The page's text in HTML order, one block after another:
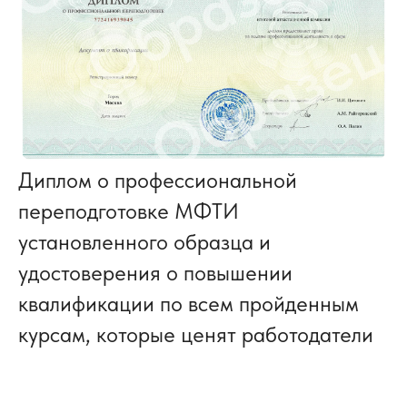
Диплом о профессиональной
переподготовке МФТИ
установленного образца и
удостоверения о повышении
квалификации по всем пройденным
курсам, которые ценят работодатели
12 выпускников МФТИ
вошли в список
В общих рейтингах лучших
университетов мира Times
Higher Education и
Quacquarelli Symonds МФТИ
занимает первое место среди
технических вузов России
2 выпускника МФТИ стали
Нобелевскими лауреатами
по физике в 2010 году